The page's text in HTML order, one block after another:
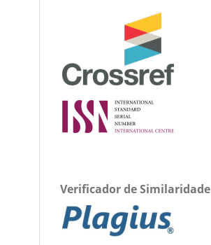
Verificador de Similaridade